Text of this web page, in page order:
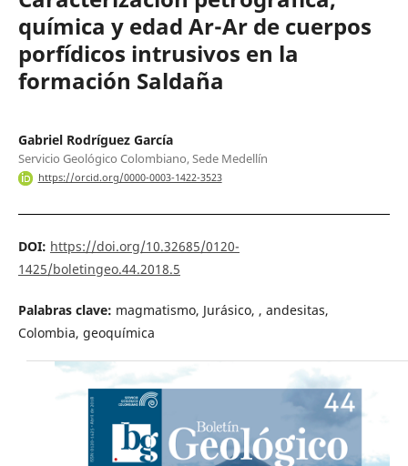
química y edad Ar-Ar de cuerpos
porfídicos intrusivos en la
formación Saldaña
Gabriel Rodríguez García
Servicio Geológico Colombiano, Sede Medellín
https://orcid.org/0000-0003-1422-3523
DOI: https://doi.org/10.32685/0120-
1425/boletingeo.44.2018.5
Palabras clave: magmatismo, Jurásico, , andesitas,
Colombia, geoquímica